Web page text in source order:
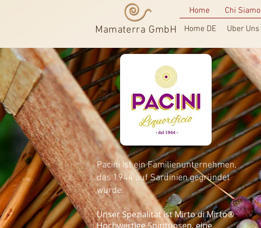
Home Chi Siamo
Mamaterra GmbH Home DE Uber Uns
Pacini ist einFamilienunternehmen,
das 1944 auf Sardinien gegründet
wurde.
Unser Spezialität ist Mirto di Mirto®
Hochwertige Spirituosen, eine